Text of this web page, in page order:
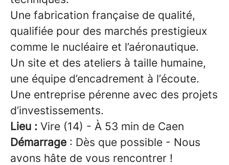
Une fabrication française de qualité,
qualifiée pour des marchés prestigieux
comme le nucléaire et l’aéronautique.
Un site et des ateliers à taille humaine,
une équipe d’encadrement à l’écoute.
Une entreprise pérenne avec des projets
d’investissements.
Lieu : Vire (14) - À 53 min de Caen
Démarrage : Dès que possible - Nous
avons hâte de vous rencontrer !